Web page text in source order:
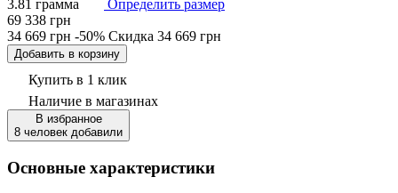
3.81 грамма
Определить размер
69 338 грн
34 669 грн -50% Скидка 34 669 грн
Добавить в корзину
Купить в 1 клик
Наличие в магазинах
В избранное
8 человек добавили
Основные характеристики